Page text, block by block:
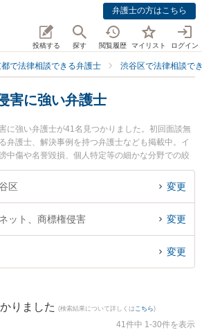
弁護士の方はこちら
投稿する 探す 閲覧履歴 マイリスト ログイン
で法律相談できる弁護士 渋谷区で法律相談で
害に強い弁護士
に強い弁護士が41名見つかりました。初回面談無
弁護士、解決事例を持つ弁護士なども掲載中。イ
中傷や名誉毀損、個人特定等の細かな分野での絞
特に長井法律事務所の長井 康人弁護士や渋谷ブレ
護士、二ツ橋平和法律事務所の加藤 聡弁護士のプ
績豊富な近くの弁護士を検索したい』『初回相談
できる渋谷区内の弁護士に相談予約したい』など
すめです。
区 変更
ット、商標権侵害 変更
変更
りました (検索結果について詳しくは こちら)
41件中 1-30件を表示